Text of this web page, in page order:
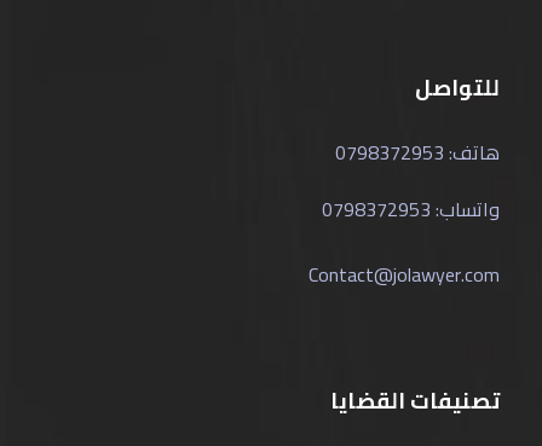
للتواصل
هاتف: 0798372953
واتساب: 0798372953
Contact@jolawyer.com
تصنيفات القضايا